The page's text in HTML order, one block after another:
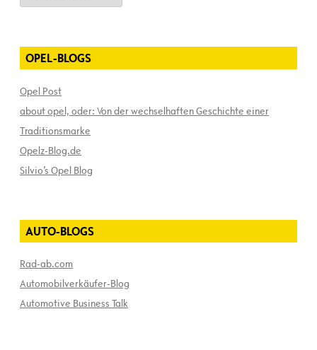
OPEL-BLOGS
Opel Post
about opel, oder: Von der wechselhaften Geschichte einer
Traditionsmarke
Opelz-Blog.de
Silvio’s Opel Blog
AUTO-BLOGS
Rad-ab.com
Automobilverkäufer-Blog
Automotive Business Talk